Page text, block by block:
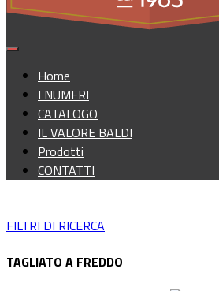
Home
I NUMERI
CATALOGO
IL VALORE BALDI
Prodotti
CONTATTI
FILTRI DI RICERCA
TAGLIATO A FREDDO